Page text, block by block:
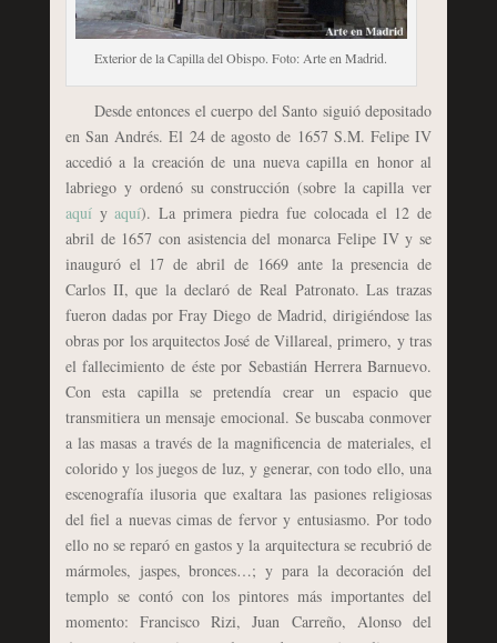
Exterior de la Capilla del Obispo. Foto: Arte en Madrid.
Desde entonces el cuerpo del Santo siguió depositado
en San Andrés. El 24 de agosto de 1657 S.M. Felipe IV
accedió a la creación de una nueva capilla en honor al
labriego y ordenó su construcción (sobre la capilla ver
aquíyaquí). La primera piedra fue colocada el 12 de
abril de 1657 con asistencia del monarca Felipe IV y se
inauguró el 17 de abril de 1669 ante la presencia de
Carlos II, que la declaró de Real Patronato. Las trazas
fueron dadas por Fray Diego de Madrid, dirigiéndose las
obras por los arquitectos José de Villareal, primero, y tras
el fallecimiento de éste por Sebastián Herrera Barnuevo.
Con esta capilla se pretendía crear un espacio que
transmitiera un mensaje emocional. Se buscaba conmover
a las masas a través de la magnificencia de materiales, el
colorido y los juegos de luz, y generar, con todo ello, una
escenografía ilusoria que exaltara las pasiones religiosas
del fiel a nuevas cimas de fervor y entusiasmo. Por todo
ello no se reparó en gastos y la arquitectura se recubrió de
mármoles, jaspes, bronces…; y para la decoración del
templo se contó con los pintores más importantes del
momento: Francisco Rizi, Juan Carreño, Alonso del